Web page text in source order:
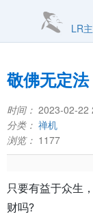
LR
敬佛无定法
时间： 2023-02-22
分类： 禅机
浏览： 1177
只要有益于众生
财吗?